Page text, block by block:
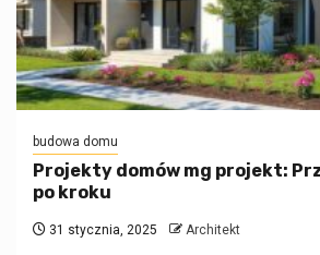
budowa domu
Projekty domów mg projekt:
po kroku
31 stycznia, 2025 Architekt